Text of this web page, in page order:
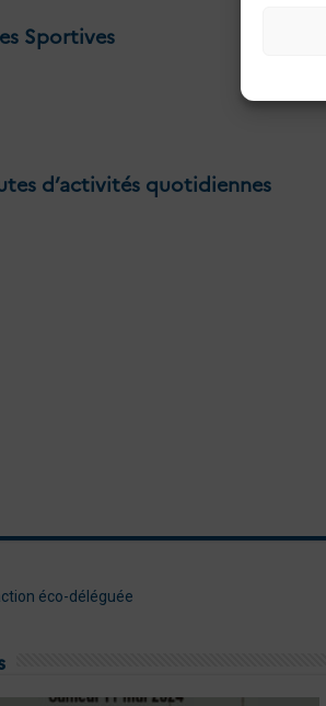
Sportives
d’activités quotidiennes
éco-déléguée